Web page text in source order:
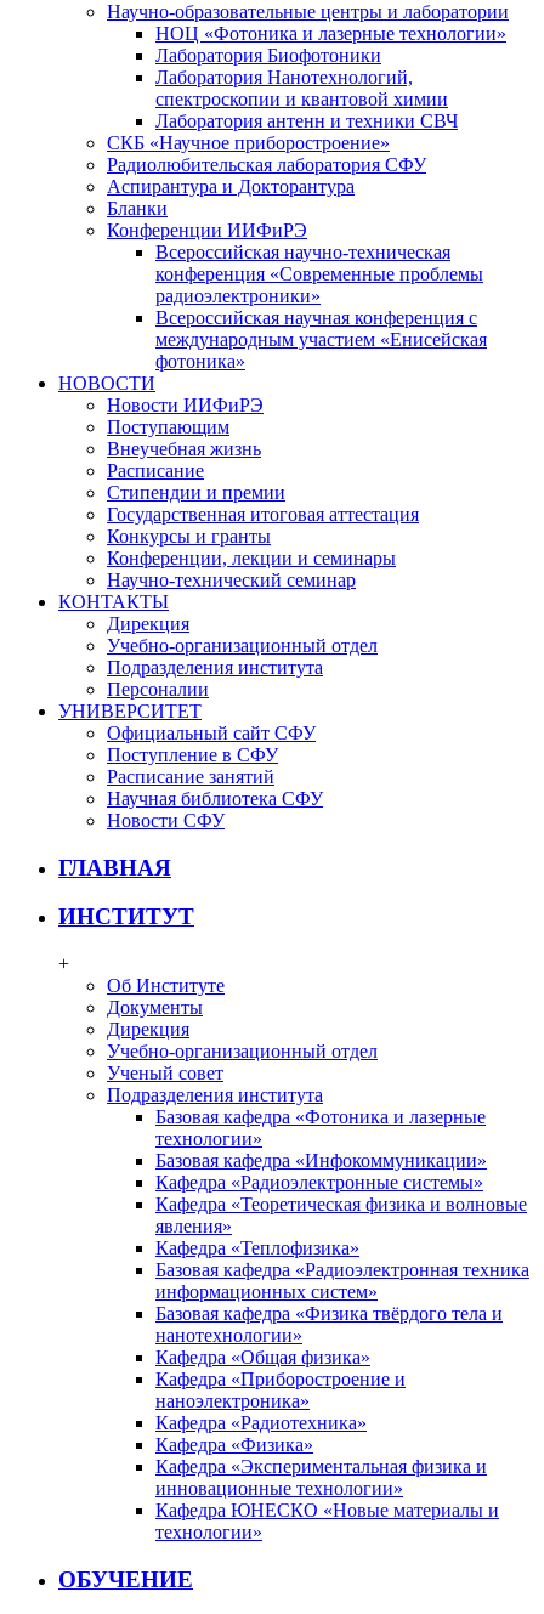
Научно-образовательные центры и лаборатории
НОЦ «Фотоника и лазерные технологии»
Лаборатория Биофотоники
Лаборатория Нанотехнологий,
спектроскопии и квантовой химии
Лаборатория антенн и техники СВЧ
СКБ «Научное приборостроение»
Радиолюбительская лаборатория СФУ
Аспирантура и Докторантура
Бланки
Конференции ИИФиРЭ
Всероссийская научно-техническая
конференция «Современные проблемы
радиоэлектроники»
Всероссийская научная конференция с
международным участием «Енисейская
фотоника»
НОВОСТИ
Новости ИИФиРЭ
Поступающим
Внеучебная жизнь
Расписание
Стипендии и премии
Государственная итоговая аттестация
Конкурсы и гранты
Конференции, лекции и семинары
Научно-технический семинар
КОНТАКТЫ
Дирекция
Учебно-организационный отдел
Подразделения института
Персоналии
УНИВЕРСИТЕТ
Официальный сайт СФУ
Поступление в СФУ
Расписание занятий
Научная библиотека СФУ
Новости СФУ
ГЛАВНАЯ
ИНСТИТУТ
+
Об Институте
Документы
Дирекция
Учебно-организационный отдел
Ученый совет
Подразделения института
Базовая кафедра «Фотоника и лазерные
технологии»
Базовая кафедра «Инфокоммуникации»
Кафедра «Радиоэлектронные системы»
Кафедра «Теоретическая физика и волновые
явления»
Кафедра «Теплофизика»
Базовая кафедра «Радиоэлектронная техника
информационных систем»
Базовая кафедра «Физика твёрдого тела и
нанотехнологии»
Кафедра «Общая физика»
Кафедра «Приборостроение и
наноэлектроника»
Кафедра «Радиотехника»
Кафедра «Физика»
Кафедра «Экспериментальная физика и
инновационные технологии»
Кафедра ЮНЕСКО «Новые материалы и
технологии»
ОБУЧЕНИЕ